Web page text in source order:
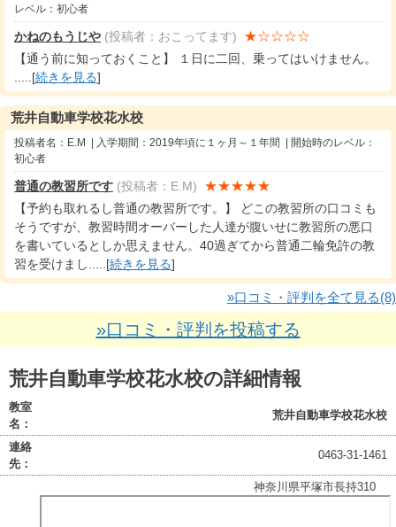
レベル：初心者
かねのもうじや (投稿者：おこってます) ★☆☆☆☆
【通う前に知っておくこと】 １日に二回、乗ってはいけません。
.....[続きを見る]
荒井自動車学校花水校
投稿者名：E.M | 入学期間：2019年頃に１ヶ月～１年間 | 開始時のレベル：
初心者
普通の教習所です (投稿者：E.M) ★★★★★
【予約も取れるし普通の教習所です。】 どこの教習所の口コミも
そうですが、教習時間オーバーした人達が腹いせに教習所の悪口
を書いているとしか思えません。40過ぎてから普通二輪免許の教
習を受けまし.....[続きを見る]
»口コミ・評判を全て見る(8)
»口コミ・評判を投稿する
荒井自動車学校花水校の詳細情報
教室
名：
荒井自動車学校花水校
連絡
先：
0463-31-1461
神奈川県平塚市長持310